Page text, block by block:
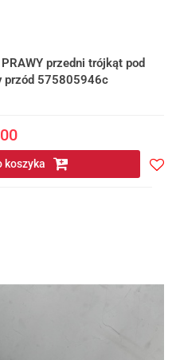
przedni trójkąt pod
przód 575805946c
koszyka